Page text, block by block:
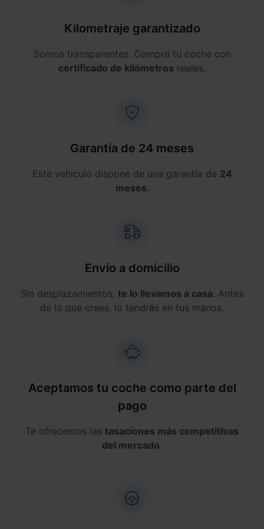
Kilometraje garantizado
Somos transparentes. Compra tu coche con
certificado de kilómetros reales.
Garantía de 24 meses
Este vehículo dispone de una garantía de 24
meses.
Envío a domicilio
Sin desplazamientos, te lo llevamos a casa. Antes
de lo que crees, lo tendrás en tus manos.
Aceptamos tu coche como parte del
pago
Te ofrecemos las tasaciones más competitivas
del mercado.